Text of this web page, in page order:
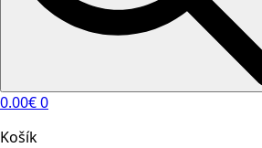
0.00€0
Košík